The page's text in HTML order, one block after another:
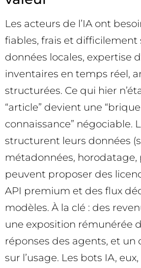
Les acteurs de l’IA ont
fiables, frais et difficilement
données locales, expertise
inventaires en temps réel,
structurées. Ce qui hier
“article” devient une
connaissance” négociable.
structurent leurs données
métadonnées, horodatage,
peuvent proposer des
API premium et des flux
modèles. À la clé : des
une exposition rémunérée
réponses des agents, et un
sur l’usage. Les bots IA,